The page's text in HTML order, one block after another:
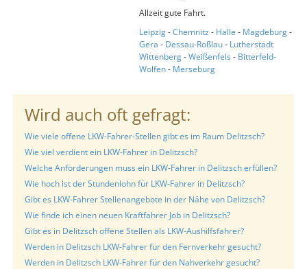
Allzeit gute Fahrt.
Leipzig-Chemnitz - Halle - Magdeburg-
Gera - Dessau-Roßlau- Lutherstadt
Wittenberg-Weißenfels- Bitterfeld-
Wolfen- Merseburg
Wird auch oft gefragt:
Wie viele offene LKW-Fahrer-Stellen gibt es im Raum Delitzsch?
Wie viel verdient ein LKW-Fahrer in Delitzsch?
Welche Anforderungen muss ein LKW-Fahrer in Delitzsch erfüllen?
Wie hoch ist der Stundenlohn für LKW-Fahrer in Delitzsch?
Gibt es LKW-Fahrer Stellenangebote in der Nähe von Delitzsch?
Wie finde ich einen neuen Kraftfahrer Job in Delitzsch?
Gibt es in Delitzsch offene Stellen als LKW-Aushilfsfahrer?
Werden in Delitzsch LKW-Fahrer für den Fernverkehr gesucht?
Werden in Delitzsch LKW-Fahrer für den Nahverkehr gesucht?